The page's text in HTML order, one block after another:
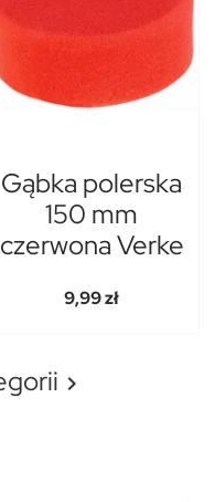
Gąbka polerska
150 mm
czerwona Verke
9,99 zł
